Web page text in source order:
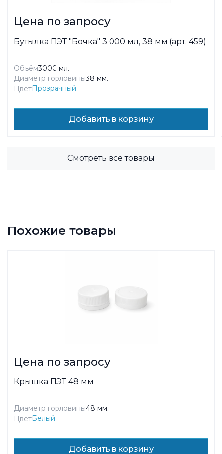
Цена по запросу
Бутылка ПЭТ "Бочка" 3 000 мл, 38 мм (арт. 459)
Объём3000 мл.
Диаметр горловины38 мм.
ЦветПрозрачный
Добавить в корзину
Смотреть все товары
Похожие товары
Цена по запросу
Крышка ПЭТ 48 мм
Диаметр горловины48 мм.
ЦветБелый
Добавить в корзину